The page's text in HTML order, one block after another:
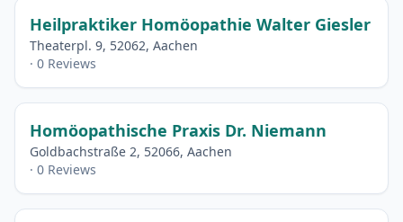
Heilpraktiker Homöopathie Walter Giesler
Theaterpl. 9, 52062, Aachen
· 0 Reviews
Homöopathische Praxis Dr. Niemann
Goldbachstraße 2, 52066, Aachen
· 0 Reviews